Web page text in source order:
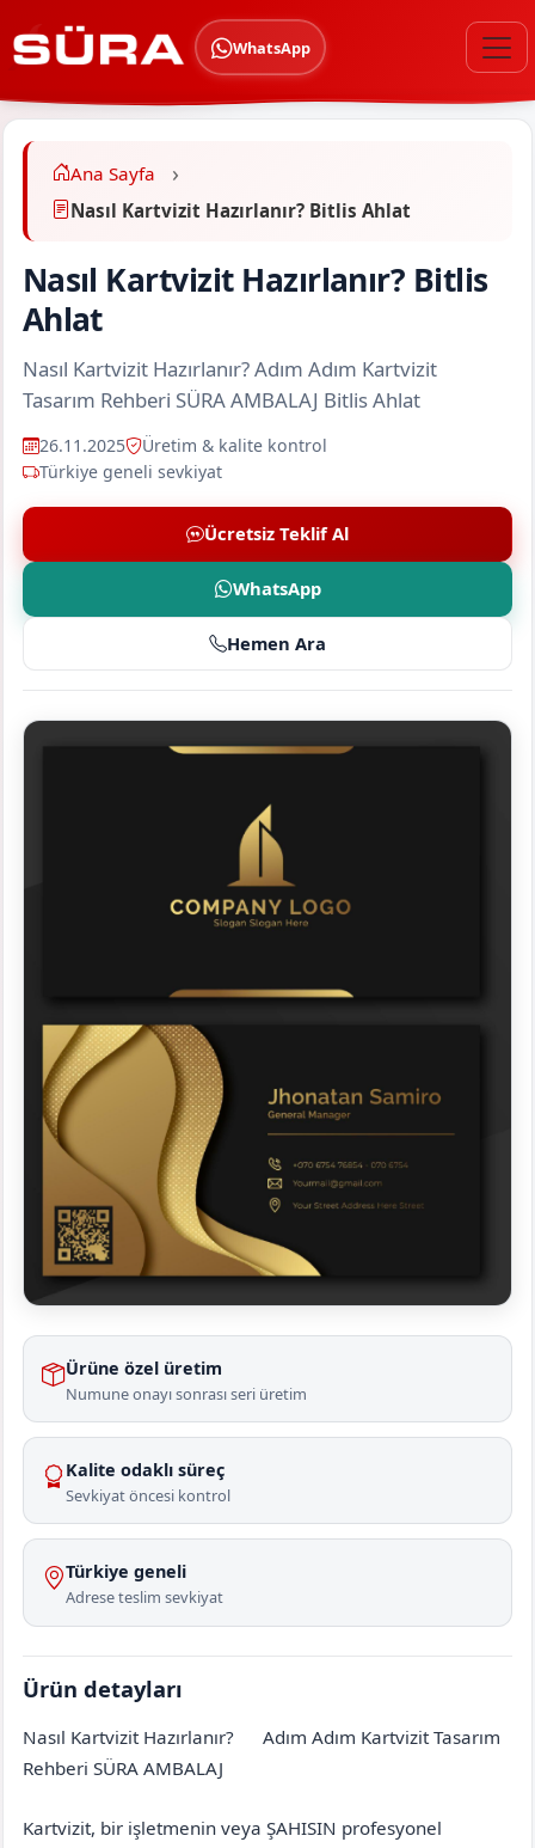
WhatsApp
Ana Sayfa
Nasıl Kartvizit Hazırlanır? Bitlis Ahlat
Nasıl Kartvizit Hazırlanır? Bitlis
Ahlat
Nasıl Kartvizit Hazırlanır? Adım Adım Kartvizit
Tasarım Rehberi SÜRA AMBALAJ Bitlis Ahlat
26.11.2025
Üretim & kalite kontrol
Türkiye geneli sevkiyat
Ücretsiz Teklif Al
WhatsApp
Hemen Ara
Ürüne özel üretim
Numune onayı sonrası seri üretim
Kalite odaklı süreç
Sevkiyat öncesi kontrol
Türkiye geneli
Adrese teslim sevkiyat
Ürün detayları
Nasıl Kartvizit Hazırlanır?
Adım Adım Kartvizit Tasarım
Rehberi SÜRA AMBALAJ
Kartvizit, bir işletmenin veya ŞAHISIN profesyonel